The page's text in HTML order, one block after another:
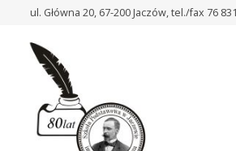
ul. Główna 20, 67-200 Jaczów, tel./fax 76